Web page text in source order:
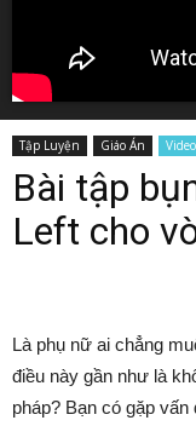
Tập Luyện Giáo Án Video
Bài tập
Left cho
Là phụ nữ ai chẳng
điều này gần như là
pháp? Bạn có gặp